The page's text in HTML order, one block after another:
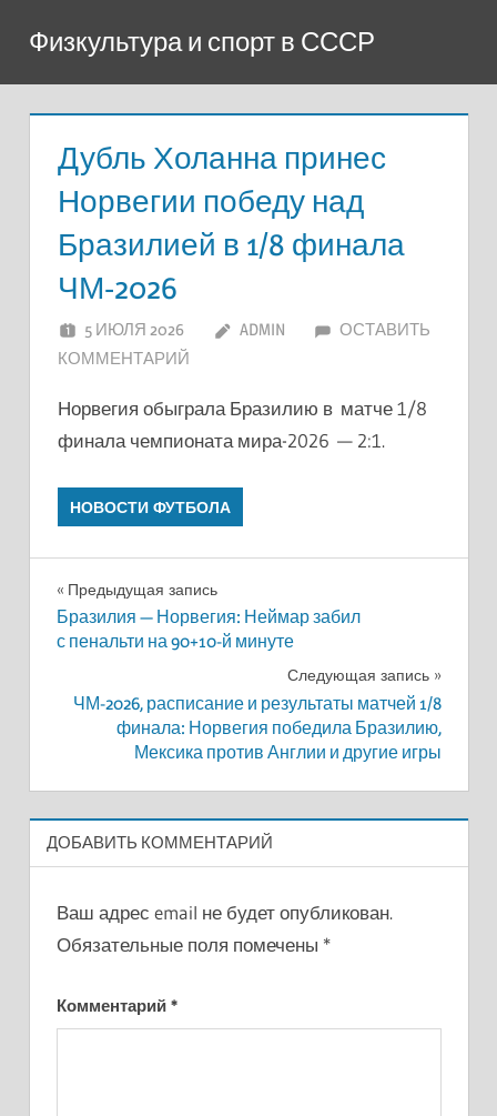
содержимому
Физкультура и спорт в СССР
Дубль Холанна принес
Норвегии победу над
Бразилией в 1/8 финала
ЧМ-2026
5 ИЮЛЯ 2026 ADMIN
ОСТАВИТЬ
КОММЕНТАРИЙ
Норвегия обыграла Бразилию в матче 1/8
финала чемпионата мира-2026 — 2:1.
НОВОСТИ ФУТБОЛА
Навигация
по
Предыдущая запись
Бразилия — Норвегия: Неймар забил
с пенальти на 90+10-й минуте
Следующая запись
ЧМ-2026, расписание и результаты матчей 1/8
финала: Норвегия победила Бразилию,
Мексика против Англии и другие игры
ДОБАВИТЬ КОММЕНТАРИЙ
Ваш адрес email не будет опубликован.
Обязательные поля помечены *
Комментарий *